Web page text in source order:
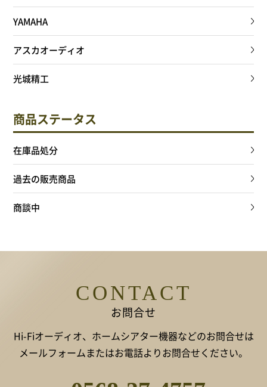
YAMAHA
アスカオーディオ
光城精工
商品ステータス
在庫品処分
過去の販売商品
商談中
CONTACT
お問合せ
Hi-Fiオーディオ、ホームシアター機器などのお問合せは
メールフォームまたはお電話よりお問合せください。